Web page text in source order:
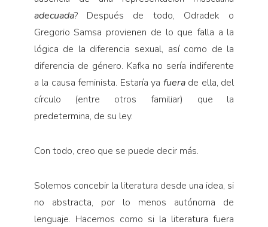
adecuada? Después de todo, Odradek o
Gregorio Samsa provienen de lo que falla a la
lógica de la diferencia sexual, así como de la
diferencia de género. Kafka no sería indiferente
a la causa feminista. Estaría ya fuerade ella, del
círculo (entre otros familiar) que la
predetermina, de su ley.
Con todo, creo que se puede decir más.
Solemos concebir la literatura desde una idea, si
no abstracta, por lo menos autónoma de
lenguaje. Hacemos como si la literatura fuera